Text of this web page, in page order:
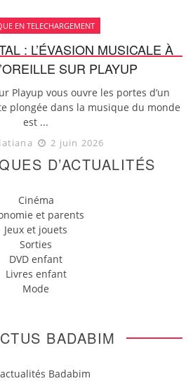
EN TELECHARGEMENT
: L’ÉVASION MUSICALE À
SUR PLAYUP
Playup vous ouvre les portes d’un
plongée dans la musique du monde
est ...
2 juin 2026
D’ACTUALITÉS
Cinéma
et parents
Jeux et jouets
Sorties
DVD enfant
Livres enfant
Mode
BADABIM
Badabim